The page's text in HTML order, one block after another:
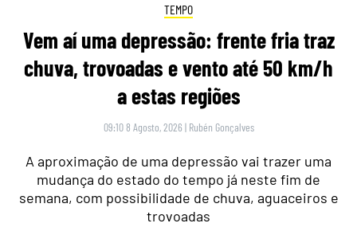
TEMPO
Vem aí uma depressão: frente fria traz
chuva, trovoadas e vento até 50 km/h
a estas regiões
09:10 8 Agosto, 2026 | Rubén Gonçalves
A aproximação de uma depressão vai trazer uma
mudança do estado do tempo já neste fim de
semana, com possibilidade de chuva, aguaceiros e
trovoadas